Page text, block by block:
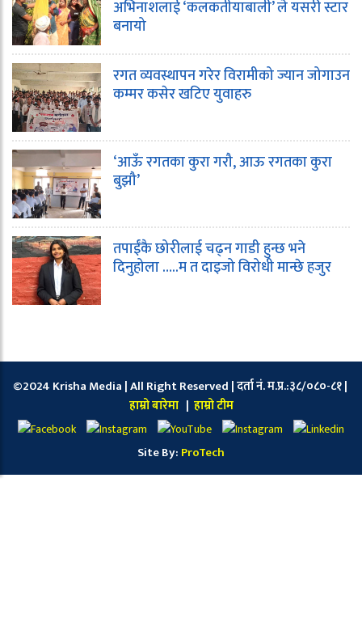
अभिनाशलाई ‘कलकतीयाबाली’ ले यसरी स्टार
बनायो
रगत व्यवस्थापन गरेर विरामीको ज्यान जोगाउन
कम्मर कसेर खटिए युवाहरु
‘आऊँ रगतका कुरा गरौ, आऊ रगतका कुरा
बुझौ’
तपाईंकै छोरीलाई चढ्न गाडी हुन्छ भने
दिनुहोला …..म त दाइजो विरोधी मान्छे हजुर
©2024 Krisha Media | All Right Reserved | दर्ता नं. म.प्र.:३८/०८०-८१ |
हाम्रो बारेमा | हाम्रो टीम
Site By: ProTech